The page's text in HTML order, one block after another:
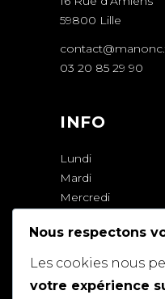
59800 Lille
03 20 85 29 90
INFO
Lundi
Mardi
Mercredi
Vendredi
Samedi
Nous respectons
Les cookies nous
votre expérience